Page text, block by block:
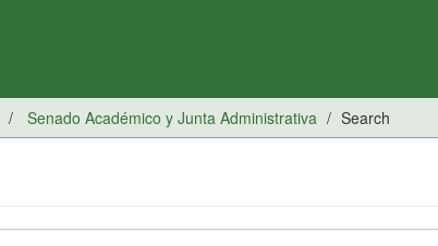
Senado Académico y Junta Administrativa Search